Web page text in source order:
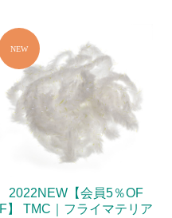
2022NEW【会員5％OF
F】 TMC｜フライマテリア